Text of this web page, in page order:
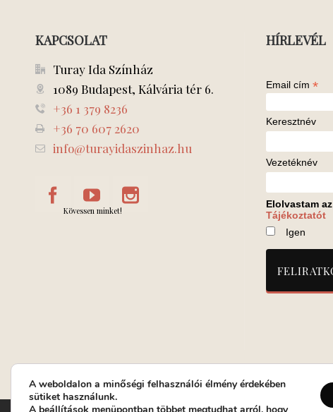
KAPCSOLAT
Turay Ida Színház
1089 Budapest, Kálvária tér 6.
+36 1 379 8236
+36 70 607 2620
info@turayidaszinhaz.hu
Kövessen minket!
HÍRLEVÉL
Email cím *
Keresztnév
Vezetéknév
Elolvastam az
Tájékoztatót
Igen
A weboldalon a minőségi felhasználói élmény érdekében
sütiket használunk.